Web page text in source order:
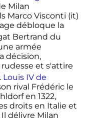
Milan
Marco Visconti (it)
débloque la
Bertrand du
armée
décision,
et s'attire
. Louis IVde
rival Frédéric le
en 1322,
droits en Italie et
délivre Milan